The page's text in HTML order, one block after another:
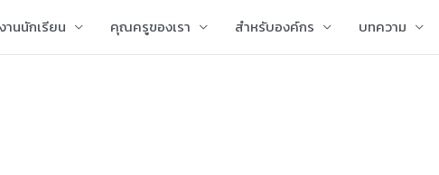
านนักเรียน คุณครูของเรา สำหรับองค์กร บทความ